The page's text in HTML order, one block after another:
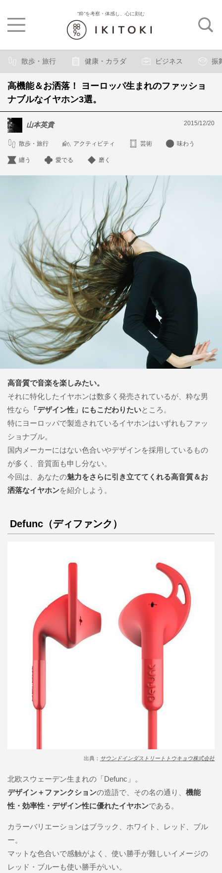
“粋”を考察・体感し、心に刻む
散歩・旅行 健康・カラダ ビジネス 振
高機能＆お洒落！ ヨーロッパ生まれのファッショ
ナブルなイヤホン3選。
山本英貴 2015/12/20
散歩・旅行 アクティビティ 芸術 味わう
纏う 愛でる 磨く
高音質で音楽を楽しみたい。
それに特化したイヤホンは数多く発売されているが、粋な男
性なら
「デザイン性」にもこだわりたいところ。
特にヨーロッパで製造されているイヤホンはいずれもファッ
ショナブル。
国内メーカーにはない色合いやデザインを採用しているもの
が多く、音質面も申し分ない。
今回は、あなたの魅力をさらに引き立ててくれる高音質＆お
洒落なイヤホンを紹介しよう。
Defunc（ディファンク）
出典： サウンドインダストリートトウキョウ株式会社
北欧スウェーデン生まれの「Defunc」。
デザイン＋ファンクションの造語で、その名の通り、 機能
性・効率性・デザイン性に優れたイヤホンである。
カラーバリエーションはブラック、ホワイト、レッド、ブル
ー。
マットな色合いで感触がよく、使い勝手が難しいイメージの
レッド・ブルーも使い勝手がいい。